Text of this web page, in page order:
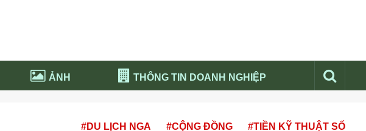
ẢNH THÔNG TIN DOANH NGHIỆP
#DU LỊCH NGA #CỘNG ĐỒNG #TIỀN KỸ THUẬT SỐ